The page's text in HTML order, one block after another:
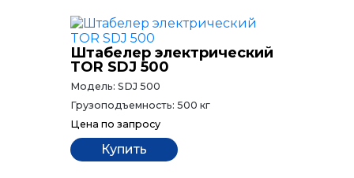
Штабелер электрический
TOR SDJ 500
Модель: SDJ 500
Грузоподъемность: 500 кг
Цена по запросу
Купить